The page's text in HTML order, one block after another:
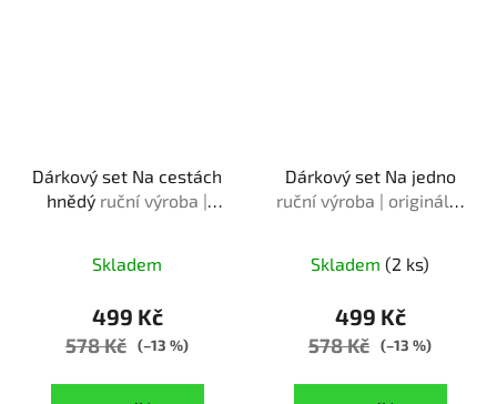
Dárkový set Na cestách
hnědý ruční výroba |
Skladem
499 Kč
578 Kč (–13 %)
Dárkový set Na jedno
ruční výroba | originální
Skladem (2 ks)
499 Kč
578 Kč (–13 %)